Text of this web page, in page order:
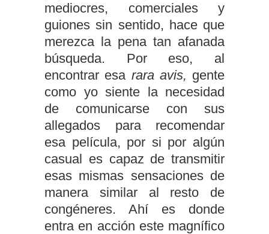
mediocres, comerciales y
guiones sin sentido, hace que
merezca la pena tan afanada
búsqueda. Por eso, al
encontrar esa rara avis, gente
como yo siente la necesidad
de comunicarse con sus
allegados para recomendar
esa película, por si por algún
casual es capaz de transmitir
esas mismas sensaciones de
manera similar al resto de
congéneres. Ahí es donde
entra en acción este magnífico